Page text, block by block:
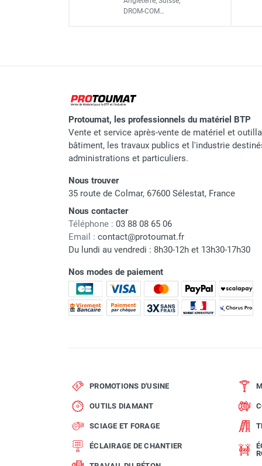
Roues
Poids
Référence fournisseur
Origine
Code EAN
Classement produit
Échafaudage tour roulante
Échafaudage tour roulante
DROM-COM…
Protoumat, les professionnels du matériel BTP
Vente et service après-vente de matériel et
bâtiment, les travaux publics et l'industrie
administrations et particuliers.
Nous trouver
35 route de Colmar, 67600 Sélestat, France
Nous contacter
Téléphone : 03 88 08 65 06
Email : contact@protoumat.fr
Du lundi au vendredi : 8h30-12h et 13h30-17h30
Nos modes de paiement
PROMOTIONS D'USINE
OUTILS DIAMANT
SCIAGE ET FORAGE
ÉCLAIRAGE DE CHANTIER